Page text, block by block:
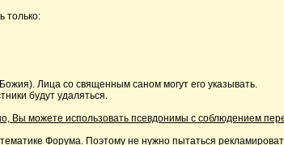
только:
Лица со священным саном могут его указывать.
будут удаляться.
Вы можете использовать псевдонимы с соблюдением
Форума. Поэтому не нужно пытаться